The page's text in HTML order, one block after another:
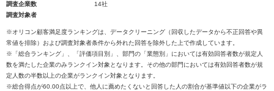
調査企業数
14社
調査対象者
※オリコン顧客満足度ランキングは、データクリーニング（回収したデータから不正回答や異
常値を排除）および調査対象者条件から外れた回答を除外した上で作成しています。
※「総合ランキング」、「評価項目別」、部門の「業態別」においては有効回答者数が規定人
数を満たした企業のみランクイン対象となります。その他の部門においては有効回答者数が規
定人数の半数以上の企業がランクイン対象となります。
※総合得点が60.00点以上で、他人に薦めたくないと回答した人の割合が基準値以下の企業がラ